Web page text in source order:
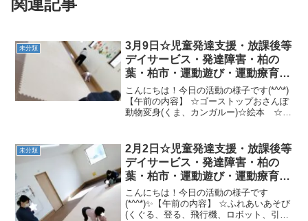
関連記事
未分類
3月9日☆児童発達支援・放課後等
デイサービス・発達障害・柏の
葉・柏市・運動遊び・運動療育・
プログラム・楽しい療育
こんにちは！今日の活動の様子です(*^^*)
【午前の内容】 ☆ゴーストップおさんぽ
動物変身(くま、カンガルー)☆絵本 ☆わ
ポイントジャンプ【午後の内容】 ☆ゴー
ストップ...
未分類
2月2日☆児童発達支援・放課後等
デイサービス・発達障害・柏の
葉・柏市・運動遊び・運動療育・
プログラム・楽しい療育
こんにちは！今日の活動の様子です
(*^^*)✨【午前の内容】 ☆ふれあいあそび
(くぐる、登る、飛行機、ロボット、引っ